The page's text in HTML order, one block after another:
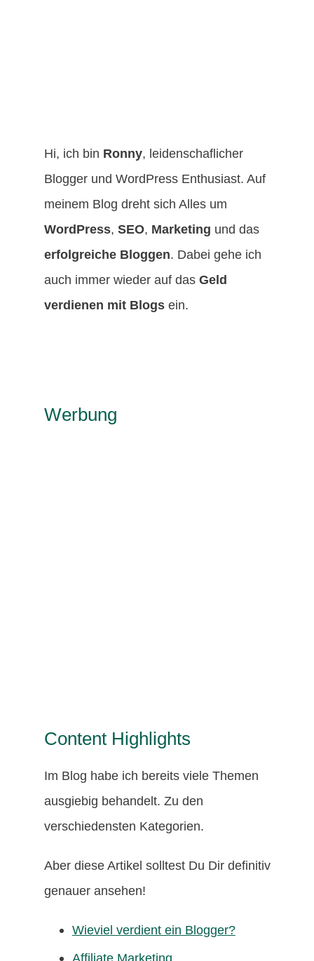
Hi, ich bin Ronny, leidenschaflicher
Blogger und WordPress Enthusiast. Auf
meinem Blog dreht sich Alles um
WordPress, SEO, Marketing und das
erfolgreiche Bloggen. Dabei gehe ich
auch immer wieder auf das Geld
verdienen mit Blogsein.
Werbung
Content Highlights
Im Blog habe ich bereits viele Themen
ausgiebig behandelt. Zu den
verschiedensten Kategorien.
Aber diese Artikel solltest Du Dir definitiv
genauer ansehen!
Wieviel verdient ein Blogger?